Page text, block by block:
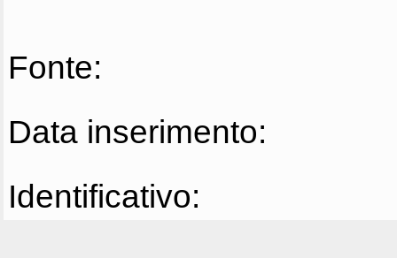
Fonte:
Data inserimento:
Identificativo: